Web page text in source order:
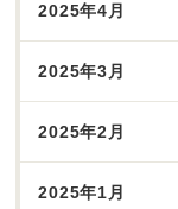
2025年4月
2025年3月
2025年2月
2025年1月